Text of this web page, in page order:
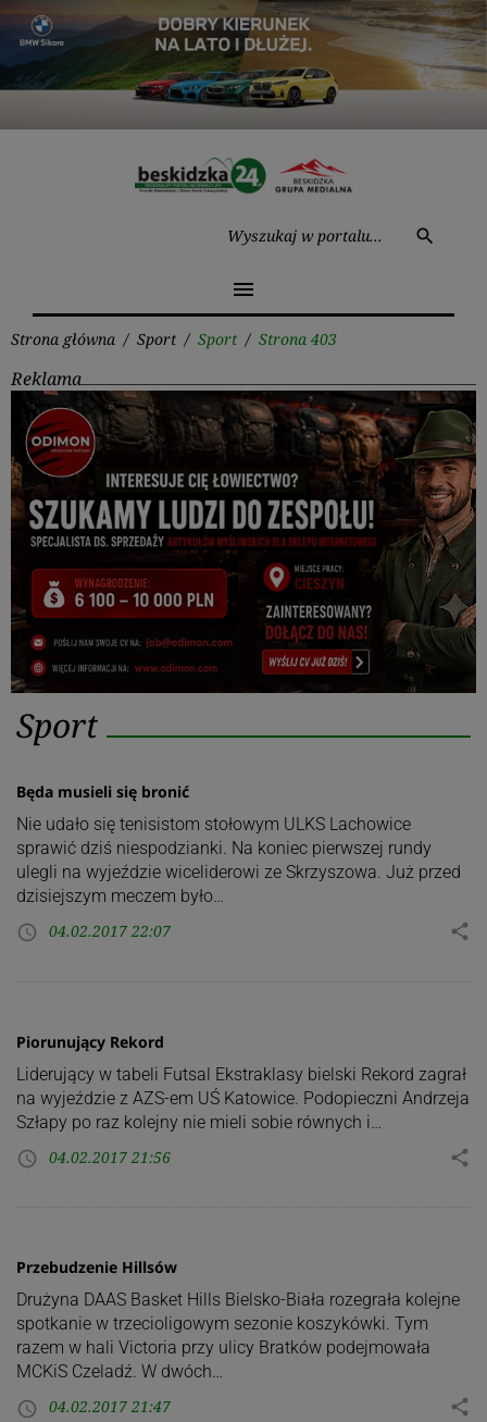
Przejdź
treści
search
menu
Strona główna / Sport / Sport / Strona 403
Reklama
Sport
Sport
Będa musieli się bronić
Nie udało się tenisistom stołowym ULKS Lachowice
sprawić dziś niespodzianki. Na koniec pierwszej rundy
ulegli na wyjeździe wiceliderowi ze Skrzyszowa. Już przed
dzisiejszym meczem było…
access_time 04.02.2017 22:07 share
Piorunujący Rekord
Liderujący w tabeli Futsal Ekstraklasy bielski Rekord zagrał
na wyjeździe z AZS-em UŚ Katowice. Podopieczni Andrzeja
Szłapy po raz kolejny nie mieli sobie równych i…
access_time 04.02.2017 21:56 share
Przebudzenie Hillsów
Drużyna DAAS Basket Hills Bielsko-Biała rozegrała kolejne
spotkanie w trzecioligowym sezonie koszykówki. Tym
razem w hali Victoria przy ulicy Bratków podejmowała
MCKiS Czeladź. W dwóch…
access_time 04.02.2017 21:47 share